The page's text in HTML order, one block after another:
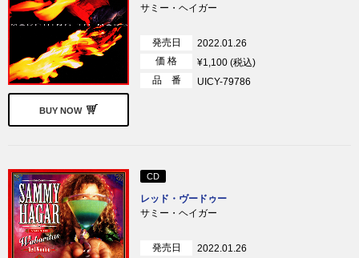
BUY NOW
サミー・ヘイガー
発売日
2022.01.26
価 格
¥1,100 (税込)
品 番
UICY-79786
CD
レッド・ヴードゥー
サミー・ヘイガー
発売日 2022.01.26